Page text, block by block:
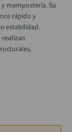
mampostería. Su
rápido y
estabilidad.